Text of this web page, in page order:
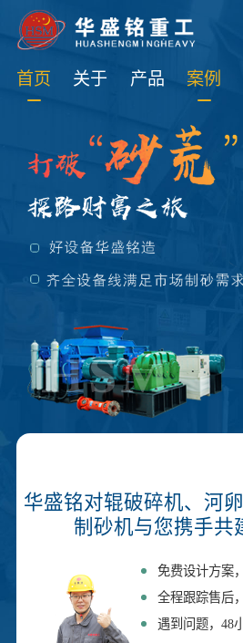
首页 关于 产品 案例
华盛铭对辊破碎机、河
制砂机与您携手共
免费设计方案
全程跟踪售后
遇到问题，48